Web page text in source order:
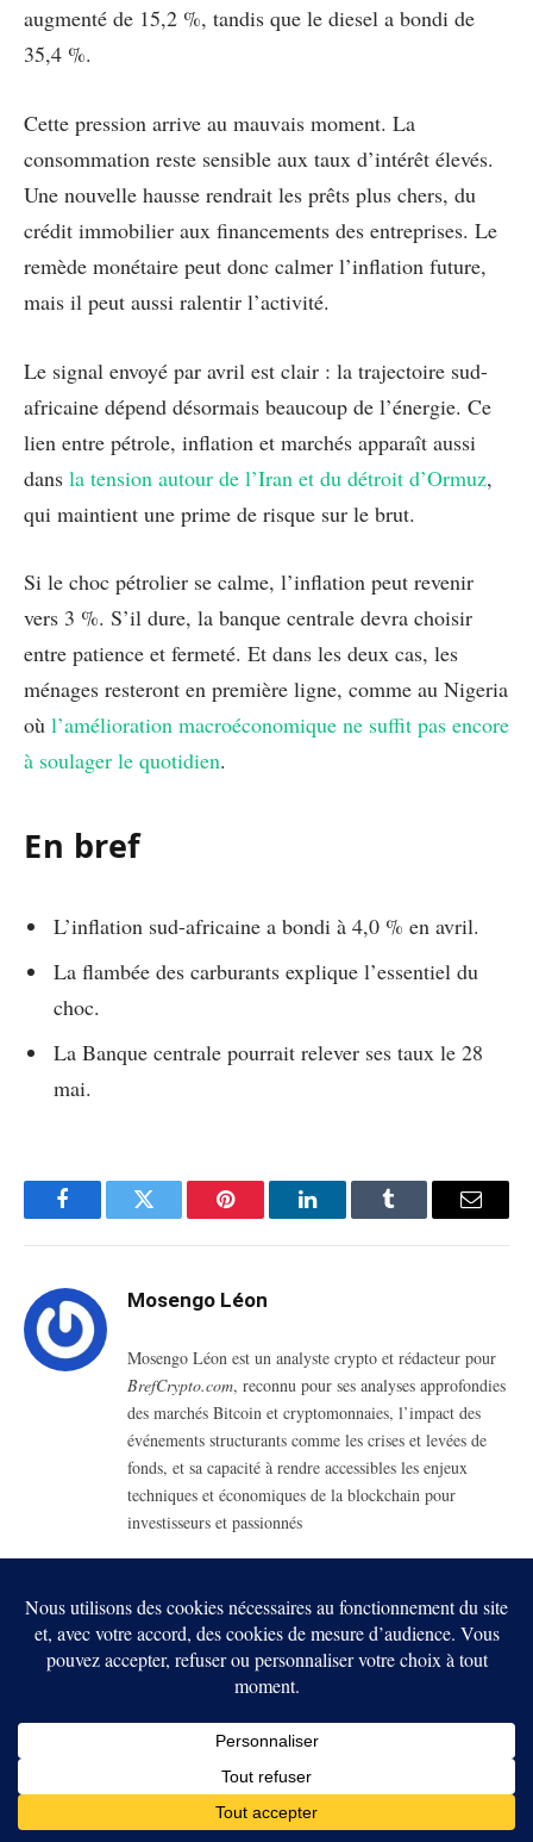
augmenté de 15,2 %, tandis que le diesel a bondi de
35,4 %.
Cette pression arrive au mauvais moment. La
consommation reste sensible aux taux d’intérêt élevés.
Une nouvelle hausse rendrait les prêts plus chers, du
crédit immobilier aux financements des entreprises. Le
remède monétaire peut donc calmer l’inflation future,
mais il peut aussi ralentir l’activité.
Le signal envoyé par avril est clair : la trajectoire sud-
africaine dépend désormais beaucoup de l’énergie. Ce
lien entre pétrole, inflation et marchés apparaît aussi
dans la tension autour de l’Iran et du détroit d’Ormuz,
qui maintient une prime de risque sur le brut.
Si le choc pétrolier se calme, l’inflation peut revenir
vers 3 %. S’il dure, la banque centrale devra choisir
entre patience et fermeté. Et dans les deux cas, les
ménages resteront en première ligne, comme au Nigeria
où l’amélioration macroéconomique ne suffit pas encore
à soulager le quotidien.
En bref
L’inflation sud-africaine a bondi à 4,0 % en avril.
La flambée des carburants explique l’essentiel du
choc.
La Banque centrale pourrait relever ses taux le 28
mai.
FacebookTwitter Pinterest LinkedInTumblr Email
Mosengo Léon
Mosengo Léon est un analyste crypto et rédacteur pour
BrefCrypto.com, reconnu pour ses analyses approfondies
des marchés Bitcoin et cryptomonnaies, l’impact des
événements structurants comme les crises et levées de
fonds, et sa capacité à rendre accessibles les enjeux
techniques et économiques de la blockchain pour
investisseurs et passionnés
RELATEDPOSTS